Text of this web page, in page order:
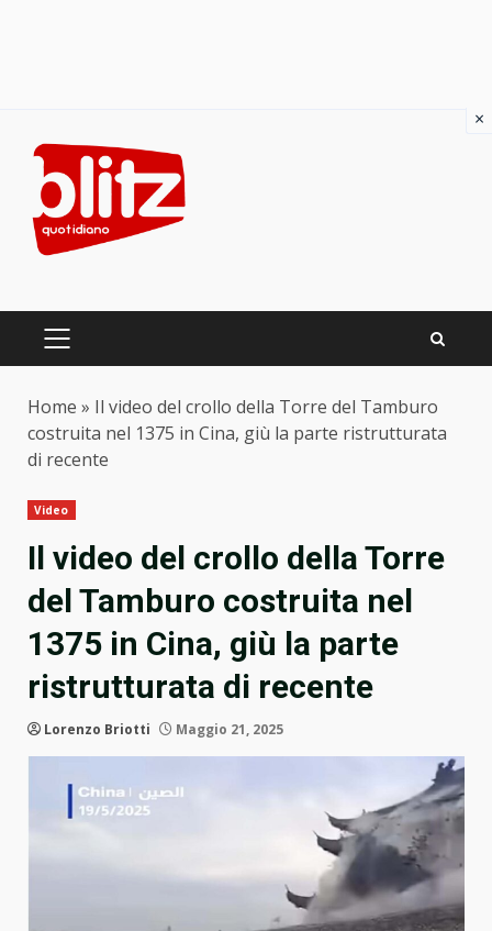
content
PRIMARY
Home » Il video del crollo della Torre del Tamburo
costruita nel 1375 in Cina, giù la parte ristrutturata
di recente
Video
Il video del crollo della Torre
del Tamburo costruita nel
1375 in Cina, giù la parte
ristrutturata di recente
Lorenzo Briotti Maggio 21, 2025
×